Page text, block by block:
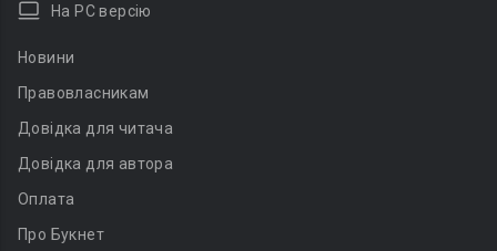
На PC версію
Новини
Правовласникам
Довідка для читача
Довідка для автора
Оплата
Про Букнет